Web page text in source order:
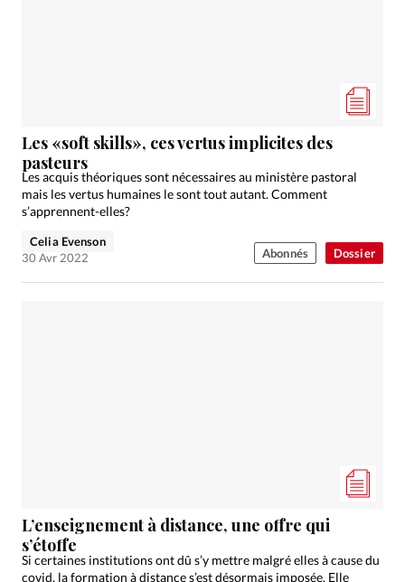
Dossier
Les «soft skills», ces vertus implicites des
pasteurs
Les acquis théoriques sont nécessaires au ministère pastoral
mais les vertus humaines le sont tout autant. Comment
s’apprennent-elles?
Celia Evenson
30 Avr 2022
Abonnés
L’enseignement à distance, une offre qui
s’étoffe
Si certaines institutions ont dû s’y mettre malgré elles à cause du
covid, la formation à distance s’est désormais imposée. Elle